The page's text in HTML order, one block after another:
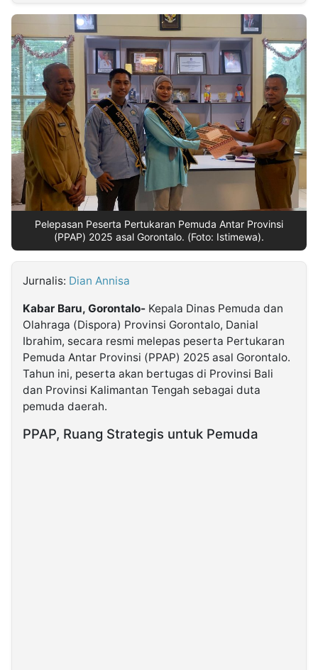
INDONESIA
Partner
Insight
NTB
Suara
Time
Lens
IDN
Daily
Jogja
Jalan
Rakyat
Idealita
News
Kita
Notice
Radar
Baru
Seedbacklink
Follow
Kabarbaru
Kabarbaru.co
2026
Kabarbaru
Media
Pelepasan Peserta Pertukaran Pemuda Antar Provinsi
(PPAP) 2025 asal Gorontalo. (Foto: Istimewa).
Jurnalis: Dian Annisa
Kabar Baru, Gorontalo- Kepala Dinas Pemuda dan
Olahraga (Dispora) Provinsi Gorontalo, Danial
Ibrahim, secara resmi melepas peserta Pertukaran
Pemuda Antar Provinsi (PPAP) 2025 asal Gorontalo.
Tahun ini, peserta akan bertugas di Provinsi Bali
dan Provinsi Kalimantan Tengah sebagai duta
pemuda daerah.
PPAP, Ruang Strategis untuk Pemuda